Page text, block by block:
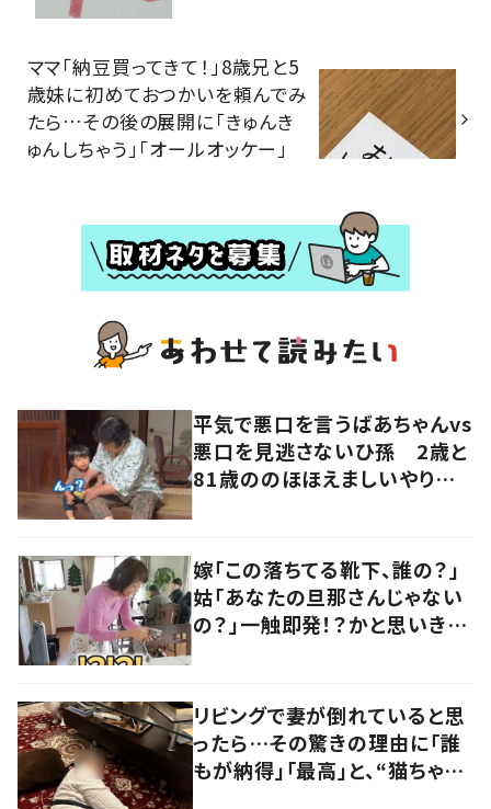
ママ「納豆買ってきて！」8歳兄と5
歳妹に初めておつかいを頼んでみ
たら…その後の展開に「きゅんき
ゅんしちゃう」「オールオッケー」
平気で悪口を言うばあちゃんvs
悪口を見逃さないひ孫 2歳と
81歳ののほほえましいやり取り
嫁「この落ちてる靴下、誰の？」
姑「あなたの旦那さんじゃない
の？」一触即発！？かと思いき
リビングで妻が倒れていると思
ったら…その驚きの理由に「誰
もが納得」「最高」と、“猫ちゃん